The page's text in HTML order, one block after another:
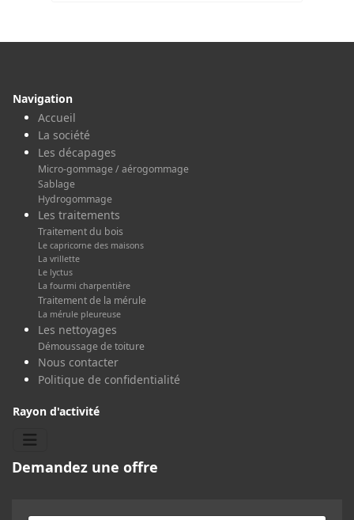
Navigation
Accueil
La société
Les décapages
Micro-gommage / aérogommage
Sablage
Hydrogommage
Les traitements
Traitement du bois
Le capricorne des maisons
La vrillette
Le lyctus
La fourmi charpentière
Traitement de la mérule
La mérule pleureuse
Les nettoyages
Démoussage de toiture
Nous contacter
Politique de confidentialité
Rayon d'activité
Demandez une offre